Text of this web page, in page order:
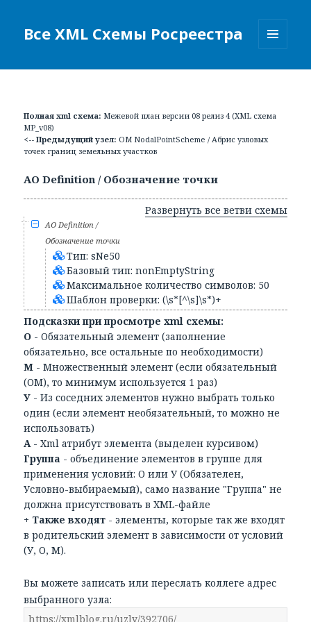
Все XML Схемы Росреестра
Полная xml схема: Межевой план версии 08 релиз 4 (XML схема
MP_v08)
<-- Предыдущий узел: ОМ NodalPointScheme / Абрис узловых
точек границ земельных участков
АО Definition / Обозначение точки
Развернуть все ветви схемы
АО Definition /
Обозначение точки
Тип: sNe50
Базовый тип: nonEmptyString
Максимальное количество символов: 50
Шаблон проверки: (\s*[^\s]\s*)+
Подсказки при просмотре xml схемы:
О - Обязательный элемент (заполнение
обязательно, все остальные по необходимости)
М - Множественный элемент (если обязательный
(ОМ), то минимум используется 1 раз)
У - Из соседних элементов нужно выбрать только
один (если элемент необязательный, то можно не
использовать)
А- Xml атрибут элемента (выделен курсивом)
Группа - объединение элементов в группе для
применения условий: О или У (Обязателен,
Условно-выбираемый), само название "Группа" не
должна присутствовать в XML-файле
+ Также входят - элементы, которые так же входят
в родительский элемент в зависимости от условий
(У, О, М).
Вы можете записать или переслать коллеге адрес
выбранного узла: